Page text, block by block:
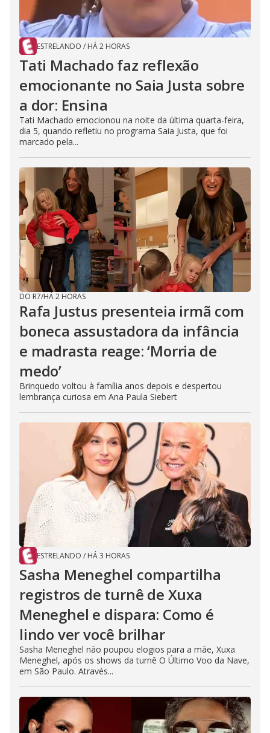
ESTRELANDO / HÁ 2 HORAS
Tati Machado faz reflexão
emocionante no Saia Justa sobre
a dor: Ensina
Tati Machado emocionou na noite da última quarta-feira,
dia 5, quando refletiu no programa Saia Justa, que foi
marcado pela...
DO R7/HÁ 2 HORAS
Rafa Justus presenteia irmã com
boneca assustadora da infância
e madrasta reage: ‘Morria de
medo’
Brinquedo voltou à família anos depois e despertou
lembrança curiosa em Ana Paula Siebert
ESTRELANDO / HÁ 3 HORAS
Sasha Meneghel compartilha
registros de turnê de Xuxa
Meneghel e dispara: Como é
lindo ver você brilhar
Sasha Meneghel não poupou elogios para a mãe, Xuxa
Meneghel, após os shows da turnê O Último Voo da Nave,
em São Paulo. Através...